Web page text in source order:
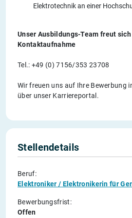
Elektrotechnik an einer
Unser Ausbildungs-Team freut
Kontaktaufnahme
Tel.: +49 (0) 7156/353 23708
Wir freuen uns auf Ihre Bewerbung
über unser Karriereportal.
Stellendetails
Beruf:
Elektroniker / Elektronikerin für
Bewerbungsfrist:
Offen